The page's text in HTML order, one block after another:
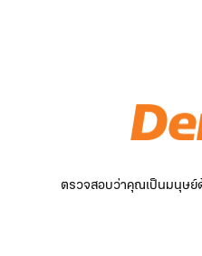
ตรวจสอบว่าคุณเป็นมนุษย์